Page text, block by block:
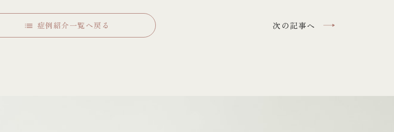
次の記事へ
症例紹介一覧へ戻る